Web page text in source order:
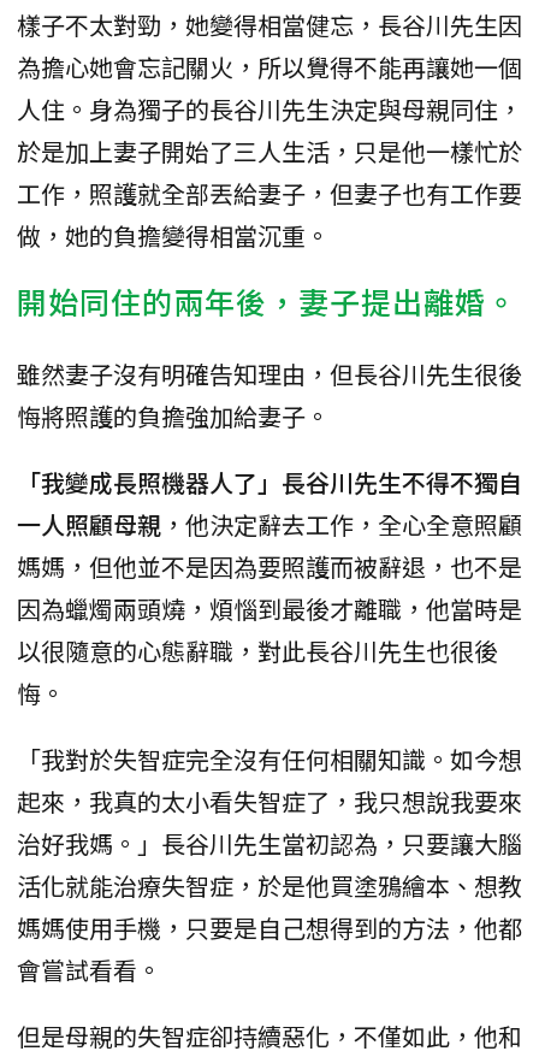
樣子不太對勁，她變得相當健忘，長谷川先生因
為擔心她會忘記關火，所以覺得不能再讓她一個
人住。身為獨子的長谷川先生決定與母親同住，
於是加上妻子開始了三人生活，只是他一樣忙於
工作，照護就全部丟給妻子，但妻子也有工作要
做，她的負擔變得相當沉重。
開始同住的兩年後，妻子提出離婚。
雖然妻子沒有明確告知理由，但長谷川先生很後
悔將照護的負擔強加給妻子。
「我變成長照機器人了」長谷川先生不得不獨自
一人照顧母親 ，他決定辭去工作，全心全意照顧
媽媽，但他並不是因為要照護而被辭退，也不是
因為蠟燭兩頭燒，煩惱到最後才離職，他當時是
以很隨意的心態辭職，對此長谷川先生也很後
悔。
「我對於失智症完全沒有任何相關知識。如今想
起來，我真的太小看失智症了，我只想說我要來
治好我媽。」長谷川先生當初認為，只要讓大腦
活化就能治療失智症，於是他買塗鴉繪本、想教
媽媽使用手機，只要是自己想得到的方法，他都
會嘗試看看。
但是母親的失智症卻持續惡化，不僅如此，他和